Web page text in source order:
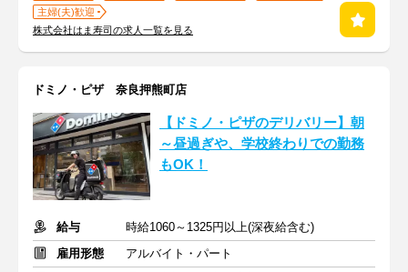
主婦(夫)歓迎
株式会社はま寿司の求人一覧を見る
ドミノ・ピザ 奈良押熊町店
【ドミノ・ピザのデリバリー】朝
～昼過ぎや、学校終わりでの勤務
もOK！
給与
時給1060～1325円以上(深夜給含む)
雇用形態
アルバイト・パート